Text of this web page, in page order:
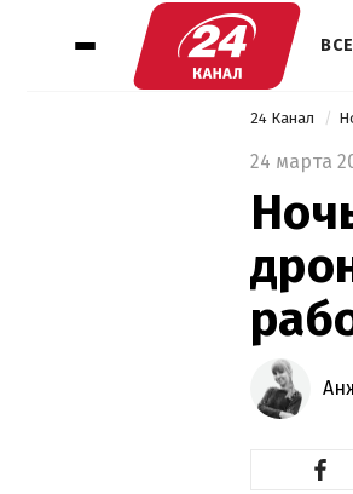
24 Канал
24 марта